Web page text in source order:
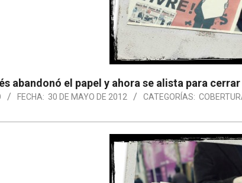
abandonó el papel y ahora se alista para cerrar
FECHA: 30 DE MAYO DE 2012 CATEGORÍAS: